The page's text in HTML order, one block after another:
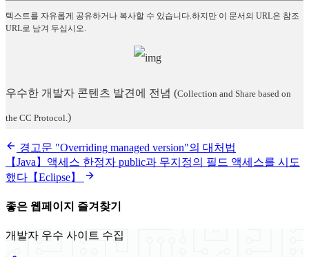
텍스트를 자유롭게 공유하거나 복사할 수 있습니다.하지만 이 문서의 URL은 참조
URL로 남겨 두십시오.
우수한 개발자 콘텐츠 발견에 전념 (Collection and Share based on
the CC Protocol. )
경고문 "Overriding managed version"의 대처법
【Java】액세스 한정자 public과 무지정의 필드 액세스를 시도
했다【Eclipse】
좋은 웹페이지 즐겨찾기
개발자 우수 사이트 수집